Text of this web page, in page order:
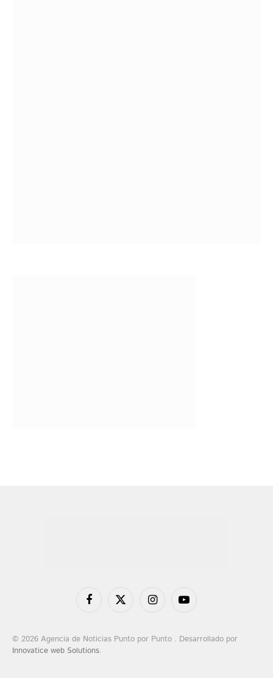
FacebookX
InstagramYouTube
© 2026 Agencia de Noticias Punto por Punto . Desarrollado por
Innovatice web Solutions.